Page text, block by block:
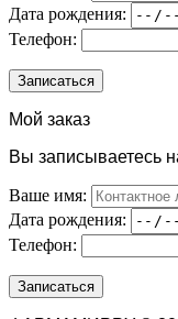
Дата рождения:
Телефон:
Мой заказ
Вы записываетесь
Ваше имя:
Дата рождения:
Телефон: